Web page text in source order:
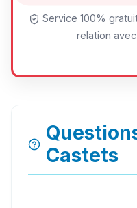
Service 100%
relation
Castets